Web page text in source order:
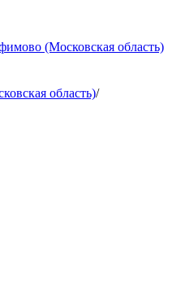
(Московская область)
область)/